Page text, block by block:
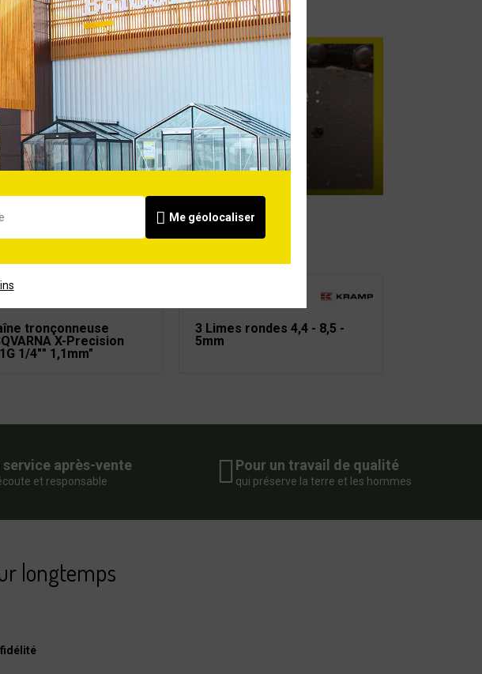
40
Outil de recherche :
chaîne et guide de
tronçonneuse
Voir
tronçonneuse
X-Precision
1/4"" 1,1mm"
3 Limes rondes 4,4 - 8,5 -
5mm
service après-vente
et responsable
Pour un travail de qualité
qui préserve la terre et les hommes
longtemps
Me géolocaliser